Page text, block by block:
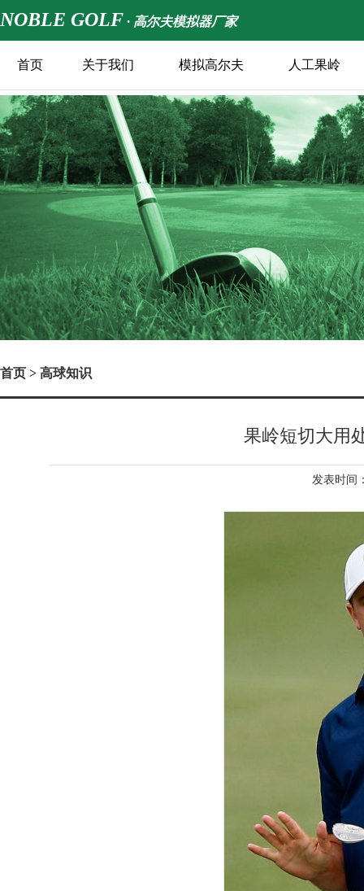
NOBLE GOLF · 高尔夫模拟器厂家
首页 关于我们 模拟高尔夫 人工果岭
首页 > 高球知识
果岭短切大用
发表时间